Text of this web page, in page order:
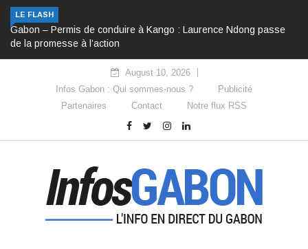
LE FLASH
Gabon – Permis de conduire à Kango : Laurence Ndong passe
de la promesse à l’action
August 10, 2026
Infos Gabon : Qui sommes-nous ?
Publicité
Partenaires
Contact Notre flux RSS